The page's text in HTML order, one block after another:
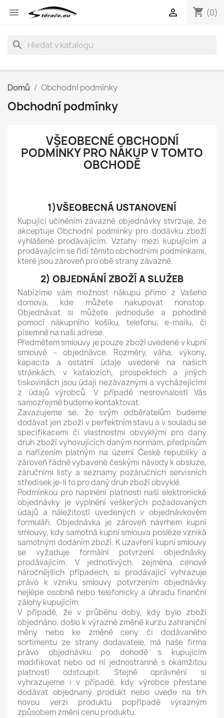
 shopping_cart (0)

search
Domů Obchodní podmínky
Obchodní podmínky
VŠEOBECNÉ OBCHODNÍ
PODMÍNKY PRO NÁKUP V TOMTO
OBCHODĚ
1)VŠEOBECNÁ USTANOVENÍ
Kupující učiněním závazné objednávky stvrzuje, že
akceptuje Obchodní podmínky pro dodávku zboží
vyhlášené prodávajícím. Vztahy mezi kupujícím a
prodávajícím se řídí těmito obchodními podmínkami,
které jsou zároveň pro obě strany závazné.
2) OBJEDNÁNÍ ZBOŽÍ A SLUŽEB
Nabízíme vám možnost nákupu přímo z Vašeho
domova, kde můžete nakupovat nonstop.
Objednávat si můžete jednoduše a pohodlně
pomocí nákupního košíku, telefonu, e-mailu, či
písemně na naši adrese.
Předmětem smlouvy je pouze zboží uvedené v kupní
smlouvě – objednávce. Rozměry, váha, výkony,
kapacita a ostatní údaje uvedené na našich
stránkách, v katalozích, prospektech a jiných
tiskovinách jsou údaji nezávaznými a vycházejícími
z údajů výrobců. V případě nesrovnalostí Vás
samozřejmě budeme kontaktovat.
Zavazujeme se, že svým odběratelům budeme
dodávat jen zboží v perfektním stavu a v souladu se
specifikacemi či vlastnostmi obvyklými pro daný
druh zboží vyhovujících daným normám, předpisům
a nařízením platným na území České republiky a
zároveň řádně vybavené českými návody k obsluze,
záručními listy a seznamy pozáručních servisních
středisek je-li to pro daný druh zboží obvyklé.
Podmínkou pro naplnění platnosti naší elektronické
objednávky je vyplnění veškerých požadovaných
údajů a náležitostí uvedených v objednávkovém
formuláři. Objednávka je zároveň návrhem kupní
smlouvy, kdy samotná kupní smlouva posléze vzniká
samotným dodáním zboží. K uzavření kupní smlouvy
se vyžaduje formální potvrzení objednávky
prodávajícím. V jednotlivých, zejména cenově
náročnějších případech, si prodávající vyhrazuje
právo k vzniku smlouvy potvrzením objednávky
nejlépe osobně nebo telefonicky a úhradu finanční
zálohy kupujícím.
V případě, že v průběhu doby, kdy bylo zboží
objednáno, došlo k výrazné změně kurzu zahraniční
měny nebo ke změně ceny či dodávaného
sortimentu ze strany dodavatele, má naše firma
právo objednávku po dohodě s kupujícím
modifikovat nebo od ní jednostranně s okamžitou
platností odstoupit. Stejné oprávnění si
vyhrazujeme i v případě, kdy výrobce přestane
dodávat objednaný produkt nebo uvede na trh
novou verzi produktu popřípadě výrazným
způsobem změní cenu produktu.